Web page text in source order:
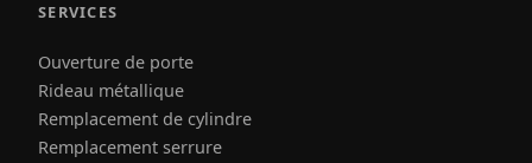
SERVICES
Ouverture de porte
Rideau métallique
Remplacement de cylindre
Remplacement serrure